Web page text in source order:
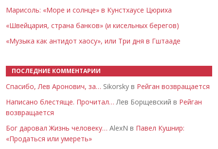
Марисоль: «Море и солнце» в Кунстхаусе Цюриха
«Швейцария, страна банков» (и кисельных берегов)
«Музыка как антидот хаосу», или Три дня в Гштааде
ПОСЛЕДНИЕ КОММЕНТАРИИ
Спасибо, Лев Аронович, за… Sikorsky в Рейган возвращается
Написано блестяще. Прочитал… Лев Борщевский в Рейган
возвращается
Бог даровал Жизнь человеку… AlexN в Павел Кушнир:
«Продаться или умереть»